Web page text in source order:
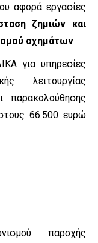
αφορά εργασίες
ζημιών και
οχημάτων
για υπηρεσίες
λειτουργίας
παρακολούθησης
66.500 ευρώ
παροχής